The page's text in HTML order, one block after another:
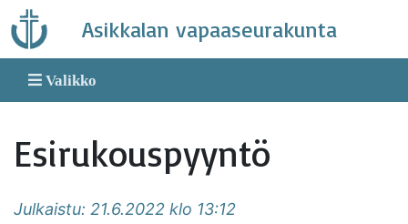
Skip
to
content
Asikkalan vapaaseurakunta
Valikko
Esirukouspyyntö
Julkaistu: 21.6.2022 klo 13:12